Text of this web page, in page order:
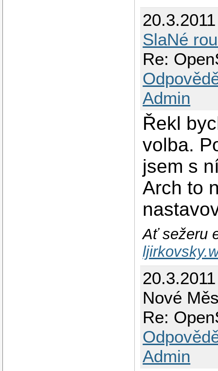
SlaNé
Re:
Admin
Řekl
volba.
jsem s
Arch to
Ať sežeru
Nové
Re:
Admin